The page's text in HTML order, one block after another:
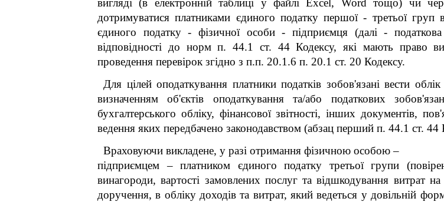
вигляді (в електронній таблиці у файлі Excel, Word тощо) чи
дотримуватися платниками єдиного податку першої - третьої груп
єдиного податку - фізичної особи - підприємця (далі -
відповідності до норм п. 44.1 ст. 44 Кодексу, які мають право
проведення перевірок згідно з п.п. 20.1.6 п. 20.1 ст. 20 Кодексу.
Для цілей оподаткування платники податків зобов'язані вести
визначенням об'єктів оподаткування та/або податкових
бухгалтерського обліку, фінансової звітності, інших документів,
ведення яких передбачено законодавством (абзац перший п. 44.1 ст. 44
Враховуючи викладене, у разі отримання фізичною особою –
підприємцем – платником єдиного податку третьої групи
винагороди, вартості замовлених послуг та відшкодування витрат
доручення, в обліку доходів та витрат, який ведеться у довільній